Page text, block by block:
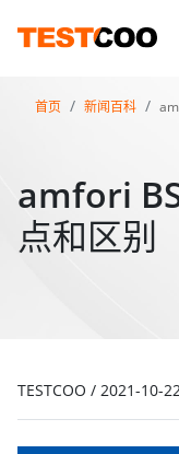
首页 新闻百科
amfori
点和区别
TESTCOO / 2021-10-